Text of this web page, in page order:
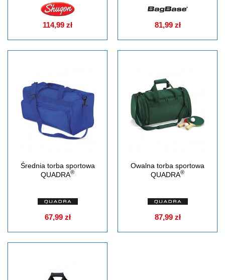
114,99 zł 81,99 zł
Średnia torba sportowa
QUADRA®
67,99 zł
Owalna torba sportowa
QUADRA®
87,99 zł